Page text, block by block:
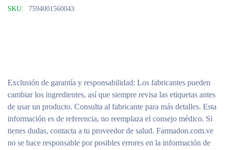
SKU:
7594001560043
Exclusión de garantía y responsabilidad: Los fabricantes pueden
cambiar los ingredientes, así que siempre revisa las etiquetas antes
de usar un producto. Consulta al fabricante para más detalles. Esta
información es de referencia, no reemplaza el consejo médico. Si
tienes dudas, contacta a tu proveedor de salud. Farmadon.com.ve
no se hace responsable por posibles errores en la información de